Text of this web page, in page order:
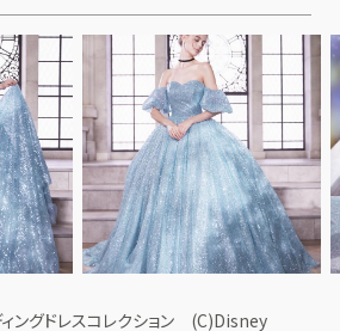
ィングドレスコレクション (C)Disney